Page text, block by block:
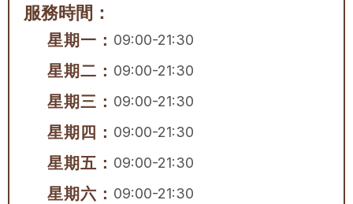
服務時間：
星期一： 09:00-21:30
星期二： 09:00-21:30
星期三： 09:00-21:30
星期四： 09:00-21:30
星期五： 09:00-21:30
星期六： 09:00-21:30